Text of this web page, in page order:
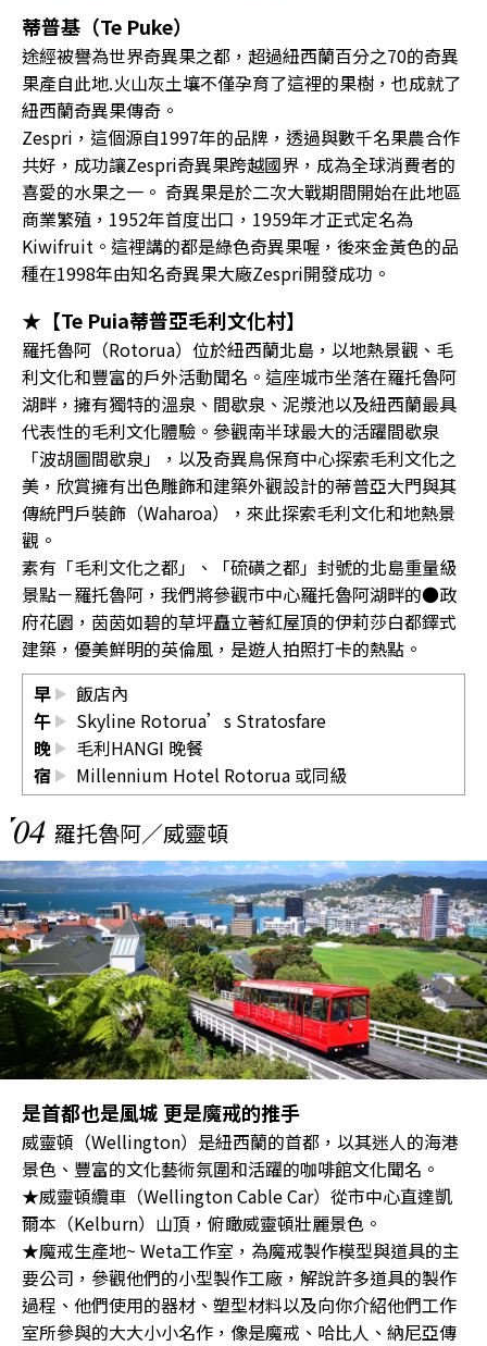
蒂普基（Te Puke）
途經被譽為世界奇異果之都，超過紐西蘭百分之70的奇異
果產自此地.火山灰土壤不僅孕育了這裡的果樹，也成就了
紐西蘭奇異果傳奇。
Zespri，這個源自1997年的品牌，透過與數千名果農合作
共好，成功讓Zespri奇異果跨越國界，成為全球消費者的
喜愛的水果之一。 奇異果是於二次大戰期間開始在此地區
商業繁殖，1952年首度出口，1959年才正式定名為
Kiwifruit。這裡講的都是綠色奇異果喔，後來金黃色的品
種在1998年由知名奇異果大廠Zespri開發成功。
★【Te Puia蒂普亞毛利文化村】
羅托魯阿（Rotorua）位於紐西蘭北島，以地熱景觀、毛
利文化和豐富的戶外活動聞名。這座城市坐落在羅托魯阿
湖畔，擁有獨特的溫泉、間歇泉、泥漿池以及紐西蘭最具
代表性的毛利文化體驗。參觀南半球最大的活躍間歇泉
「波胡圖間歇泉」，以及奇異鳥保育中心探索毛利文化之
美，欣賞擁有出色雕飾和建築外觀設計的蒂普亞大門與其
傳統門戶裝飾（Waharoa），來此探索毛利文化和地熱景
觀。
素有「毛利文化之都」、「硫磺之都」封號的北島重量級
景點－羅托魯阿，我們將參觀市中心羅托魯阿湖畔的●政
府花園，茵茵如碧的草坪矗立著紅屋頂的伊莉莎白都鐸式
建築，優美鮮明的英倫風，是遊人拍照打卡的熱點。
早
飯店內
午
Skyline Rotorua’s Stratosfare
晚
毛利HANGI 晚餐
宿
Millennium Hotel Rotorua 或同級
04 羅托魯阿／威靈頓
是首都也是風城 更是魔戒的推手
威靈頓（Wellington）是紐西蘭的首都，以其迷人的海港
景色、豐富的文化藝術氛圍和活躍的咖啡館文化聞名。
★威靈頓纜車（Wellington Cable Car）從市中心直達凱
爾本（Kelburn）山頂，俯瞰威靈頓壯麗景色。
★魔戒生產地~ Weta工作室，為魔戒製作模型與道具的主
要公司，參觀他們的小型製作工廠，解說許多道具的製作
過程、他們使用的器材、塑型材料以及向你介紹他們工作
室所參與的大大小小名作，像是魔戒、哈比人、納尼亞傳